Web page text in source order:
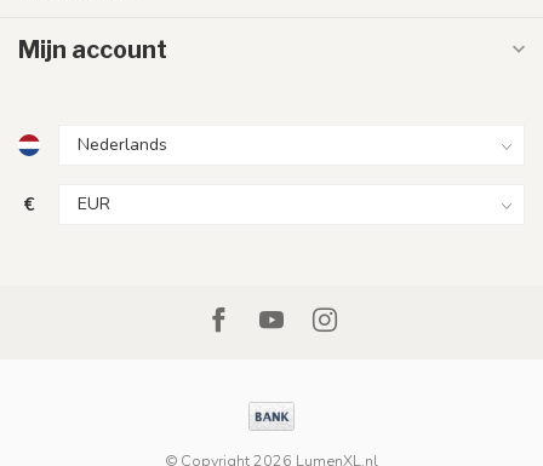
Mijn account
€
© Copyright 2026 LumenXL.nl